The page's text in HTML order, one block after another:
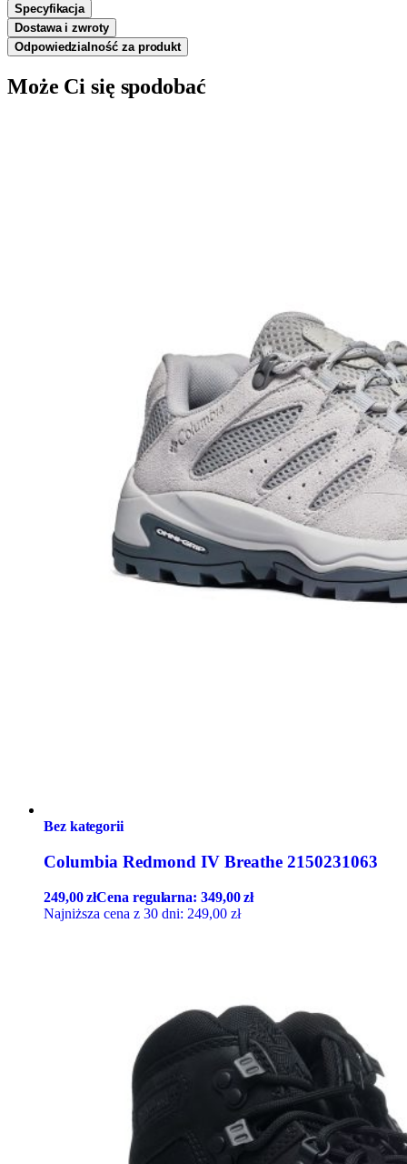
Specyfikacja
Dostawa i zwroty
Odpowiedzialność za produkt
Może Ci się spodobać
Bez kategorii
Columbia Redmond IV Breathe 2150231063
249,00złCena regularna:349,00zł
Najniższa cena z 30 dni: 249,00 zł